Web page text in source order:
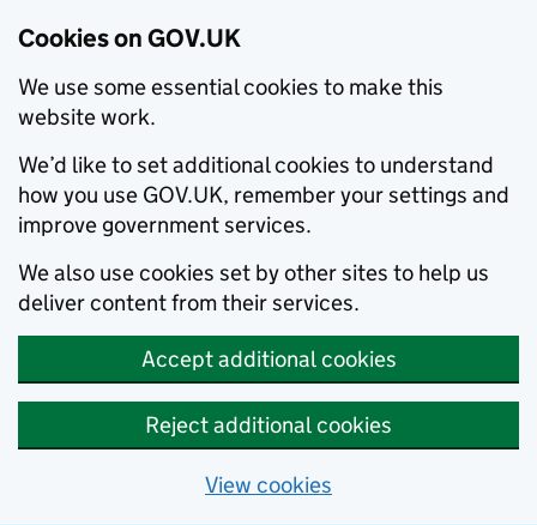
Cookies on GOV.UK
We use some essential cookies to make this
website work.
We’d like to set additional cookies to understand
how you use GOV.UK, remember your settings and
improve government services.
We also use cookies set by other sites to help us
deliver content from their services.
Accept additional cookies
Reject additional cookies
View cookies